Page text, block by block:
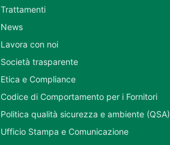
Trattamenti
News
Lavora con noi
Società trasparente
Etica e Compliance
Codice di Comportamento per i Fornitori
Politica qualità sicurezza e ambiente (QSA)
Ufficio Stampa e Comunicazione